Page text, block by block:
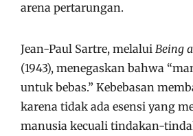
arena pertarungan.
Jean-Paul Sartre, melalui Being
(1943), menegaskan bahwa
untuk bebas.” Kebebasan
karena tidak ada esensi yang
manusia kecuali tindakan-